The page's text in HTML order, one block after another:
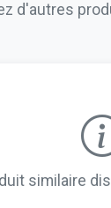
d'autres
similaire